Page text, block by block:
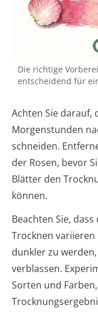
Die richtige
entscheidend für
Achten Sie darauf,
Morgenstunden
schneiden.
der Rosen, bevor
Blätter den
können.
Beachten Sie,
Trocknen variieren
dunkler zu
verblassen.
Sorten und